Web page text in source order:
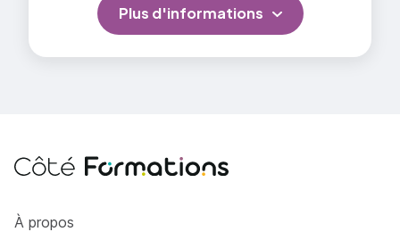
Plus d'informations
Côté Formations
À propos